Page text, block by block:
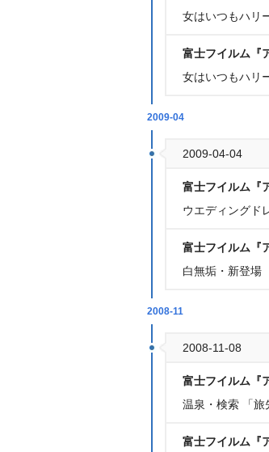
女はいつもハリ
富士フイルム『
女はいつもハリ
2009-04
2009-04-04
富士フイルム『
ウエディングド
富士フイルム『
白無垢・新登場
2008-11
2008-11-08
富士フイルム『
温泉・検索 「旅
富士フイルム『